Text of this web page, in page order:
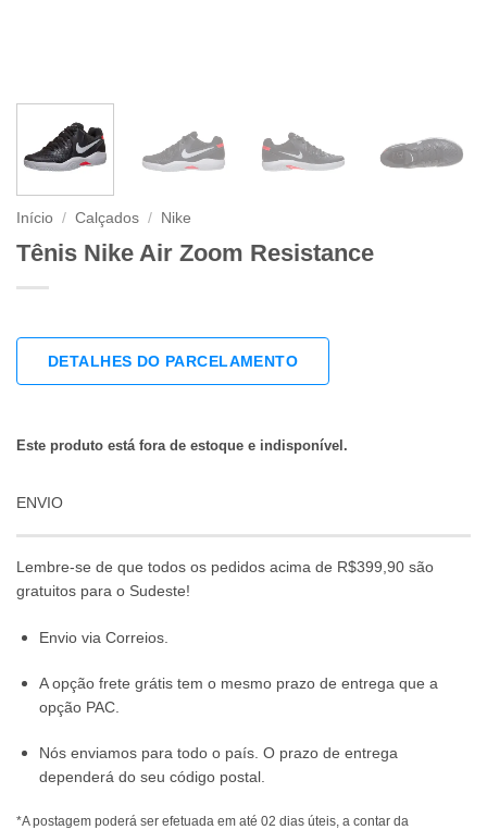
Início / Calçados / Nike
Tênis Nike Air Zoom Resistance
DETALHES DO PARCELAMENTO
Este produto está fora de estoque e indisponível.
ENVIO
Lembre-se de que todos os pedidos acima de R$399,90 são
gratuitos para o Sudeste!
Envio via Correios.
A opção frete grátis tem o mesmo prazo de entrega que a
opção PAC.
Nós enviamos para todo o país. O prazo de entrega
dependerá do seu código postal.
*A postagem poderá ser efetuada em até 02 dias úteis, a contar da